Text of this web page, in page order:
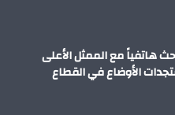
هاتفياً مع الممثل الأعلى
الأوضاع في القطاع